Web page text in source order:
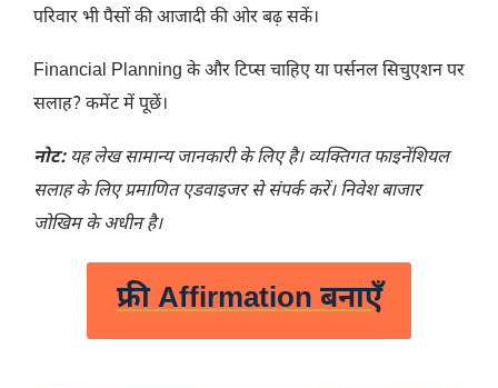
परिवार भी पैसों की आजादी की ओर बढ़ सकें।
Financial Planning के और टिप्स चाहिए या पर्सनल सिचुएशन पर
सलाह? कमेंट में पूछें।
नोट: यह लेख सामान्य जानकारी के लिए है। व्यक्तिगत फाइनेंशियल
सलाह के लिए प्रमाणित एडवाइजर से संपर्क करें। निवेश बाजार
जोखिम के अधीन है।
फ्री Affirmation बनाएँ